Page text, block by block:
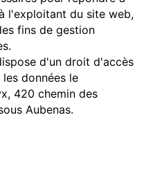
l'exploitant du site web,
fins de gestion
d'un droit d'accès
données le
420 chemin des
Aubenas.